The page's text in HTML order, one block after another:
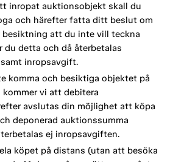
inropat auktionsobjekt skall du
och härefter fatta ditt beslut om
besiktning att du inte vill teckna
du detta och då återbetalas
inropsavgift.
komma och besiktiga objektet på
vi att debitera
avslutas din möjlighet att köpa
deponerad auktionssumma
ej inropsavgiften.
köpet på distans (utan att besöka